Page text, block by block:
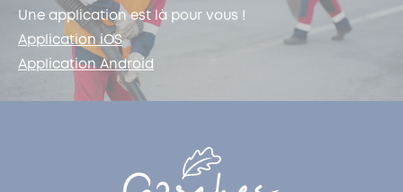
Une application est là pour vous !
Application iOS
Application Android